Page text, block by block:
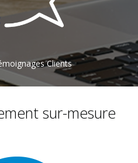
Clients
sur-mesure